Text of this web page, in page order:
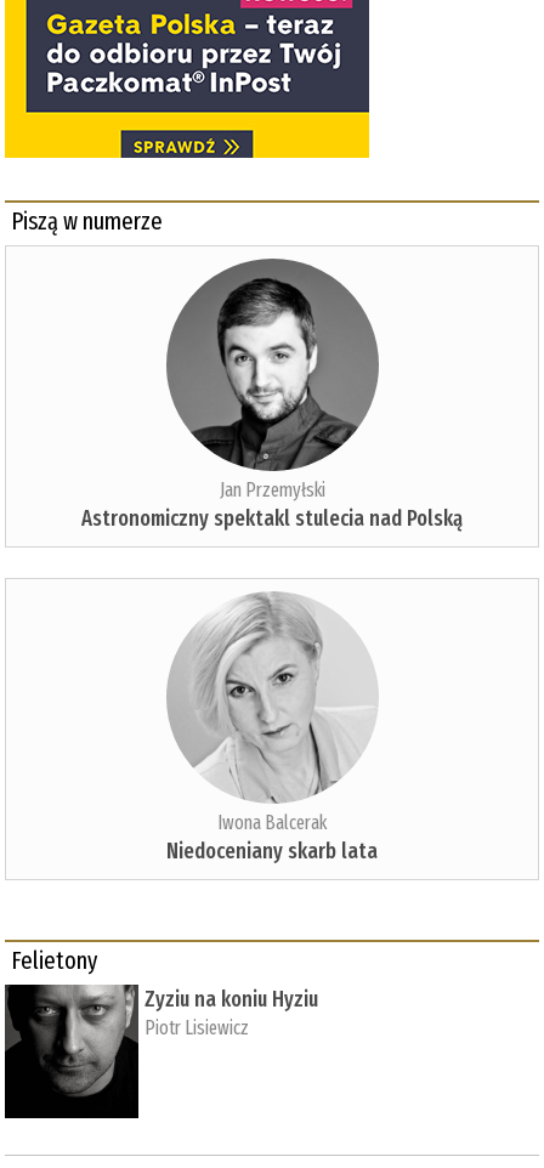
Piszą w numerze
Jan Przemyłski
Astronomiczny spektakl stulecia nad Polską
Iwona Balcerak
Niedoceniany skarb lata
Felietony
Zyziu na koniu Hyziu
Piotr Lisiewicz